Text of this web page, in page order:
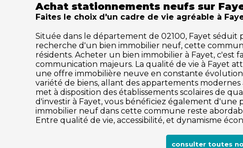
Achat stationnements neufs sur
Faites le choix d'un cadre de vie agréable à
Située dans le département de 02100, Fayet séduit
recherche d'un bien immobilier neuf, cette
résidents. Acheter un bien immobilier à Fayet, c'est
communication majeurs. La qualité de vie à Fayet
une offre immobilière neuve en constante
variété de biens, allant des appartements
met à disposition des établissements scolaires de
d'investir à Fayet, vous bénéficiez également d'une
immobilier neuf dans cette commune reste
Entre qualité de vie, accessibilité, et dynamisme
consulter toutes